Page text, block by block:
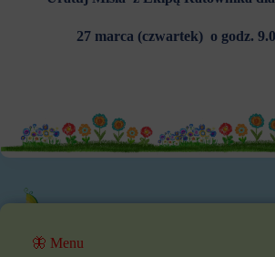
27 marca (czwartek) o godz.
🦋 Menu